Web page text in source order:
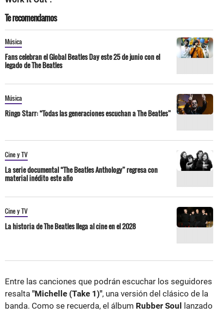
Te recomendamos
Música
Fans celebran el Global Beatles Day este 25 de junio con el
legado de The Beatles
Música
Ringo Starr: “Todas las generaciones escuchan a The Beatles”
Cine y TV
La serie documental “The Beatles Anthology” regresa con
material inédito este año
Cine y TV
La historia de The Beatles llega al cine en el 2028
Entre las canciones que podrán escuchar los seguidores
resalta "Michelle (Take 1)", una versión del clásico de la
banda. Como se recuerda, el álbum Rubber Soul
lanzado